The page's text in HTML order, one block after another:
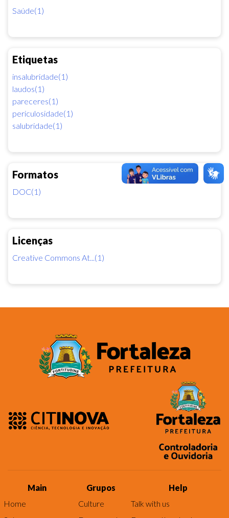
Saúde(1)
Etiquetas
insalubridade(1)
laudos(1)
pareceres(1)
periculosidade(1)
salubridade(1)
Formatos
DOC(1)
Licenças
Creative Commons At...(1)
Main
Home
Grupos
Culture
Help
Talk with us